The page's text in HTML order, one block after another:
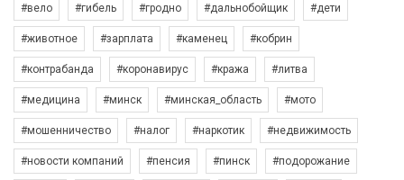
#вело #гибель #гродно #дальнобойщик #дети
#животное #зарплата #каменец #кобрин
#контрабанда #коронавирус #кража #литва
#медицина #минск #минская_область #мото
#мошенничество #налог #наркотик #недвижимость
#новости компаний #пенсия #пинск #подорожание